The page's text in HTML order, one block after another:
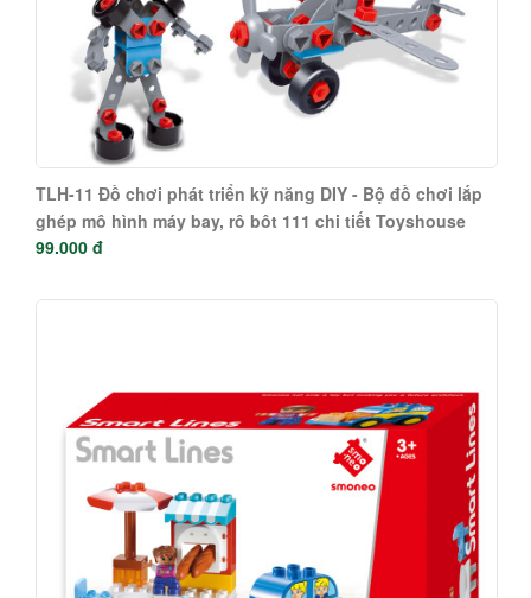
TLH-11 Đồ chơi phát triển kỹ năng DIY - Bộ đồ chơi lắp
ghép mô hình máy bay, rô bôt 111 chi tiết Toyshouse
99.000 đ